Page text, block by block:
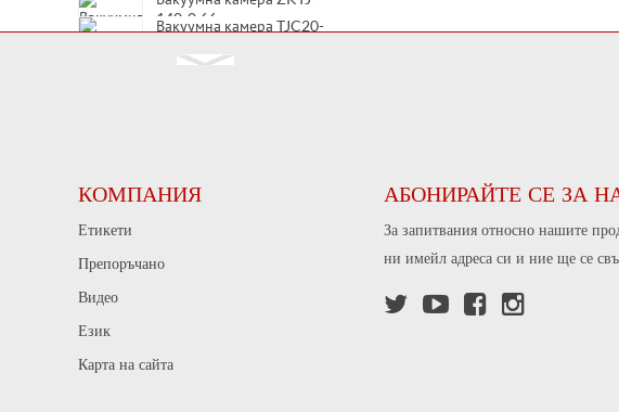
140-0.66
Вакуумна камера TJC20-
Вакуумна камера TJC20-
КОМПАНИЯ
Етикети
Препоръчано
Видео
Език
Карта на сайта
АБОНИРАЙТЕ СЕ ЗА
За запитвания относно нашите
ни имейл адреса си и ние ще се
   